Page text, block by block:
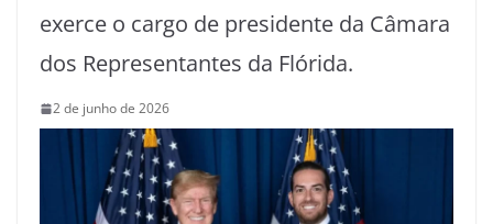
exerce o cargo de presidente da Câmara
dos Representantes da Flórida.
2 de junho de 2026